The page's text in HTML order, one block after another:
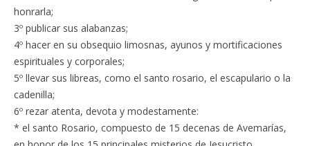
honrarla;
3º publicar sus alabanzas;
4º hacer en su obsequio limosnas, ayunos y mortificaciones
espirituales y corporales;
5º llevar sus libreas, como el santo rosario, el escapulario o la
cadenilla;
6º rezar atenta, devota y modestamente:
* el santo Rosario, compuesto de 15 decenas de Avemarías,